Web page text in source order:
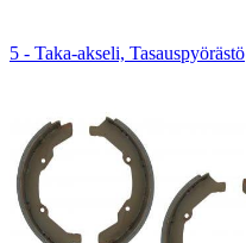
5 - Taka-akseli, Tasauspyörästö